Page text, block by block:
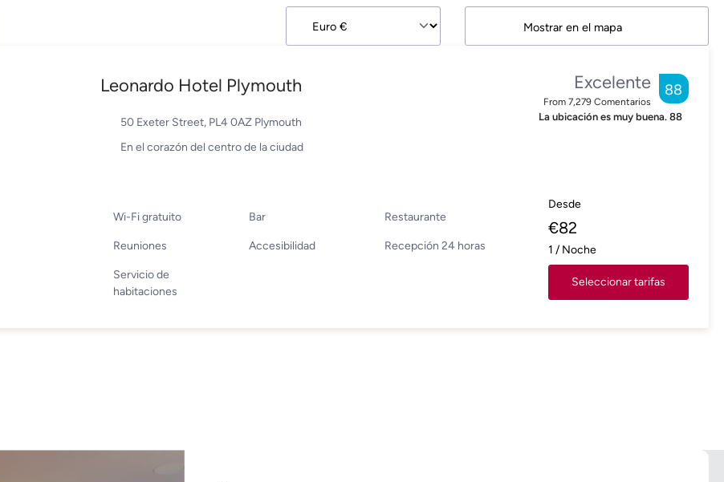
Mostrar en el mapa
Leonardo Hotel Plymouth
50 Exeter Street, PL4 0AZ Plymouth
En el corazón del centro de la ciudad
Excelente
From 7,279 Comentarios
88
La ubicación es muy buena. 88
Wi-Fi gratuito Bar Restaurante
Reuniones Accesibilidad Recepción 24 horas
Servicio de
habitaciones
Desde
€82
1 / Noche
Seleccionar tarifas